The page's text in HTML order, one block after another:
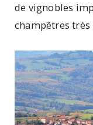
de vignobles
champêtres